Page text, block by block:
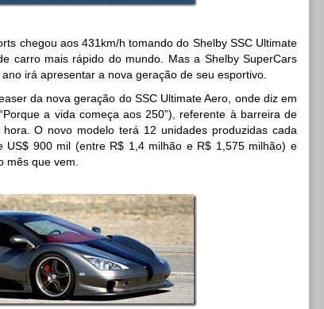
chegou aos 431km/h tomando do Shelby SSC Ultimate
carro mais rápido do mundo. Mas a Shelby SuperCars
irá apresentar a nova geração de seu esportivo.
da nova geração do SSC Ultimate Aero, onde diz em
a vida começa aos 250”), referente à barreira de
O novo modelo terá 12 unidades produzidas cada
US$ 900 mil (entre R$ 1,4 milhão e R$ 1,575 milhão) e
mês que vem.